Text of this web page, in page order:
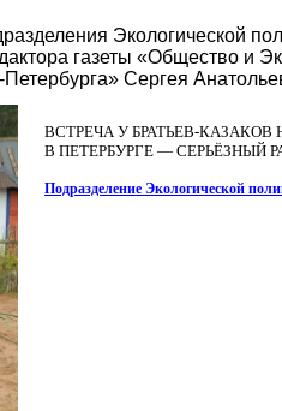
Экологической
газеты «Общество и
Сергея
ВСТРЕЧА У БРАТЬЕВ-КАЗАКОВ
В ПЕТЕРБУРГЕ — СЕРЬЁЗНЫЙ
Подразделение Экологической